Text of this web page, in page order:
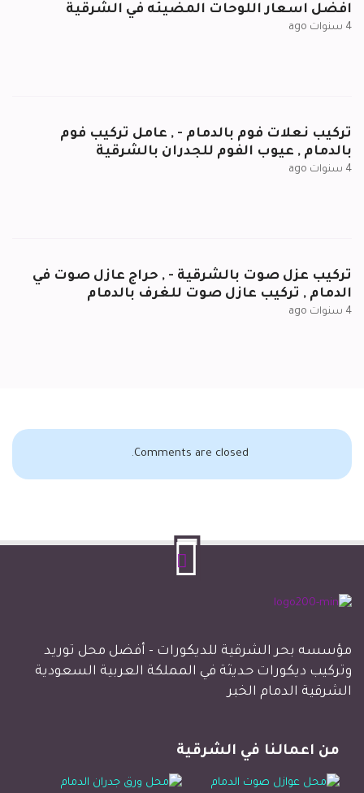
افضل اسعار اللوحات المضيئه في الشرقية
4 سنوات ago
تركيب نعلات فوم بالدمام - , عامل تركيب فوم
بالدمام , عيوب الفوم للجدران بالشرقية
4 سنوات ago
تركيب عزل صوت بالشرقية - , حراج عازل صوت في
الدمام , تركيب عازل صوت للغرف بالدمام
4 سنوات ago
Comments are closed.
مؤسسه بحر الشرقية للديكورات - أفضل محل توريد
وتركيب ديكورات حديثة في المملكة العربية السعودية
الشرقية الدمام الخبر
من اعمالنا في الشرقية